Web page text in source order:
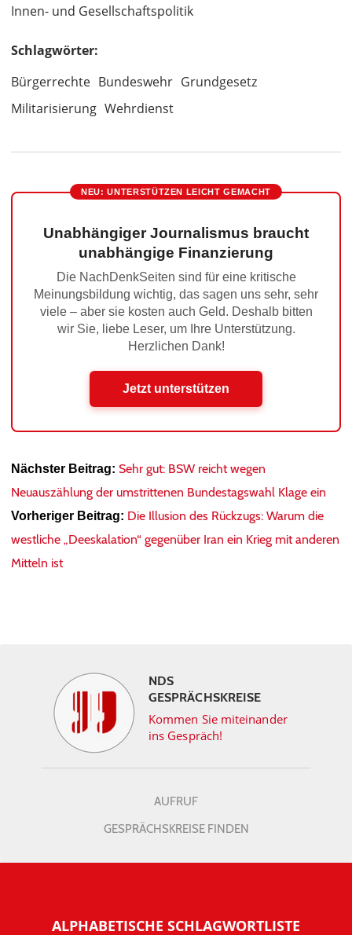
Innen- und Gesellschaftspolitik
Schlagwörter:
Bürgerrechte Bundeswehr Grundgesetz
Militarisierung Wehrdienst
NEU: UNTERSTÜTZEN LEICHT GEMACHT
Unabhängiger Journalismus braucht
unabhängige Finanzierung
Die NachDenkSeiten sind für eine kritische
Meinungsbildung wichtig, das sagen uns sehr, sehr
viele – aber sie kosten auch Geld. Deshalb bitten
wir Sie, liebe Leser, um Ihre Unterstützung.
Herzlichen Dank!
Jetzt unterstützen
Nächster Beitrag: Sehr gut: BSW reicht wegen
Neuauszählung der umstrittenen Bundestagswahl Klage ein
Vorheriger Beitrag: Die Illusion des Rückzugs: Warum die
westliche „Deeskalation“ gegenüber Iran ein Krieg mit anderen
Mitteln ist
NDS
GESPRÄCHSKREISE
Kommen Sie miteinander
ins Gespräch!
AUFRUF
GESPRÄCHSKREISE FINDEN
ALPHABETISCHE SCHLAGWORTLISTE